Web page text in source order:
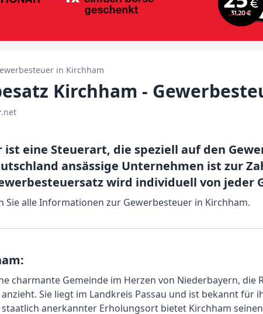
in Kirchham
Kirchham -
.net
ist eine Steuerart, die speziell auf den
ansässige Unternehmen ist zur
wird individuell von jeder
Sie alle Informationen zur Gewerbesteuer in Kirchham.
charmante Gemeinde im Herzen von Niederbayern, die
Sie liegt im Landkreis Passau und ist bekannt für
staatlich anerkannter Erholungsort bietet Kirchham